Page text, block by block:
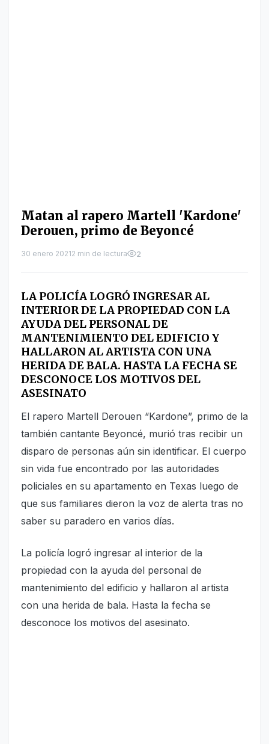
Matan al rapero Martell 'Kardone'
Derouen, primo de Beyoncé
30 enero 20212 min de lectura 2
LA POLICÍA LOGRÓ INGRESAR AL
INTERIOR DE LA PROPIEDAD CON LA
AYUDA DEL PERSONAL DE
MANTENIMIENTO DEL EDIFICIO Y
HALLARON AL ARTISTA CON UNA
HERIDA DE BALA. HASTA LA FECHA SE
DESCONOCE LOS MOTIVOS DEL
ASESINATO
El rapero Martell Derouen “Kardone”, primo de la
también cantante Beyoncé, murió tras recibir un
disparo de personas aún sin identificar. El cuerpo
sin vida fue encontrado por las autoridades
policiales en su apartamento en Texas luego de
que sus familiares dieron la voz de alerta tras no
saber su paradero en varios días.
La policía logró ingresar al interior de la
propiedad con la ayuda del personal de
mantenimiento del edificio y hallaron al artista
con una herida de bala. Hasta la fecha se
desconoce los motivos del asesinato.